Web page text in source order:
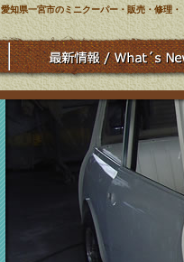
愛知県一宮市のミニクーパー・販売・修理